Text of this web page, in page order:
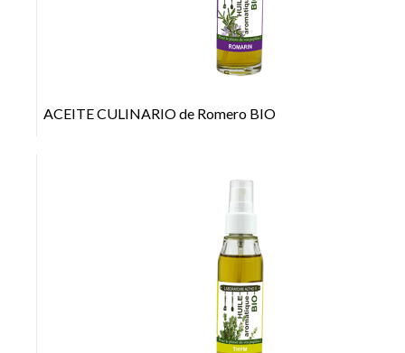
ACEITE CULINARIO de Romero BIO
+